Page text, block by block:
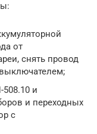
от
снять провод
выключателем;
508.10 и
и переходных
с